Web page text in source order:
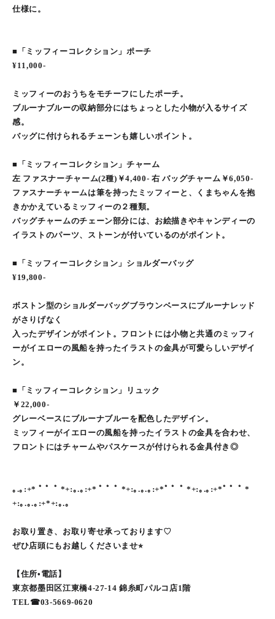
仕様に。
■「ミッフィーコレクション」ポーチ
¥11,000-
ミッフィーのおうちをモチーフにしたポーチ。
ブルーナブルーの収納部分にはちょっとした小物が入るサイズ
感。
バッグに付けられるチェーンも嬉しいポイント。
■「ミッフィーコレクション」チャーム
左 ファスナーチャーム(2種)￥4,400- 右 バッグチャーム￥6,050-
ファスナーチャームは筆を持ったミッフィーと、くまちゃんを抱
きかかえているミッフィーの２種類。
バッグチャームのチェーン部分には、お絵描きやキャンディーの
イラストのパーツ、ストーンが付いているのがポイント。
■「ミッフィーコレクション」ショルダーバッグ
¥19,800-
ボストン型のショルダーバッグブラウンベースにブルーナレッド
がさりげなく
入ったデザインがポイント。フロントには小物と共通のミッフィ
ーがイエローの風船を持ったイラストの金具が可愛らしいデザイ
ン。
■「ミッフィーコレクション」リュック
￥22,000-
グレーベースにブルーナブルーを配色したデザイン。
ミッフィーがイエローの風船を持ったイラストの金具を合わせ、
フロントにはチャームやパスケースが付けられる金具付き◎
｡.｡:+* ﾟ ゜ﾟ *+:｡.｡:+* ﾟ ゜ﾟ *+:｡.｡.｡:+*ﾟ ゜ﾟ *+:｡.｡:+*ﾟ ゜ﾟ *
+:｡.｡.｡:+*+:｡.｡
お取り置き、お取り寄せ承っております♡
ぜひ店頭にもお越しくださいませ⭐︎
【住所•電話】
東京都墨田区江東橋4-27-14 錦糸町パルコ店1階
TEL☎︎03-5669-0620